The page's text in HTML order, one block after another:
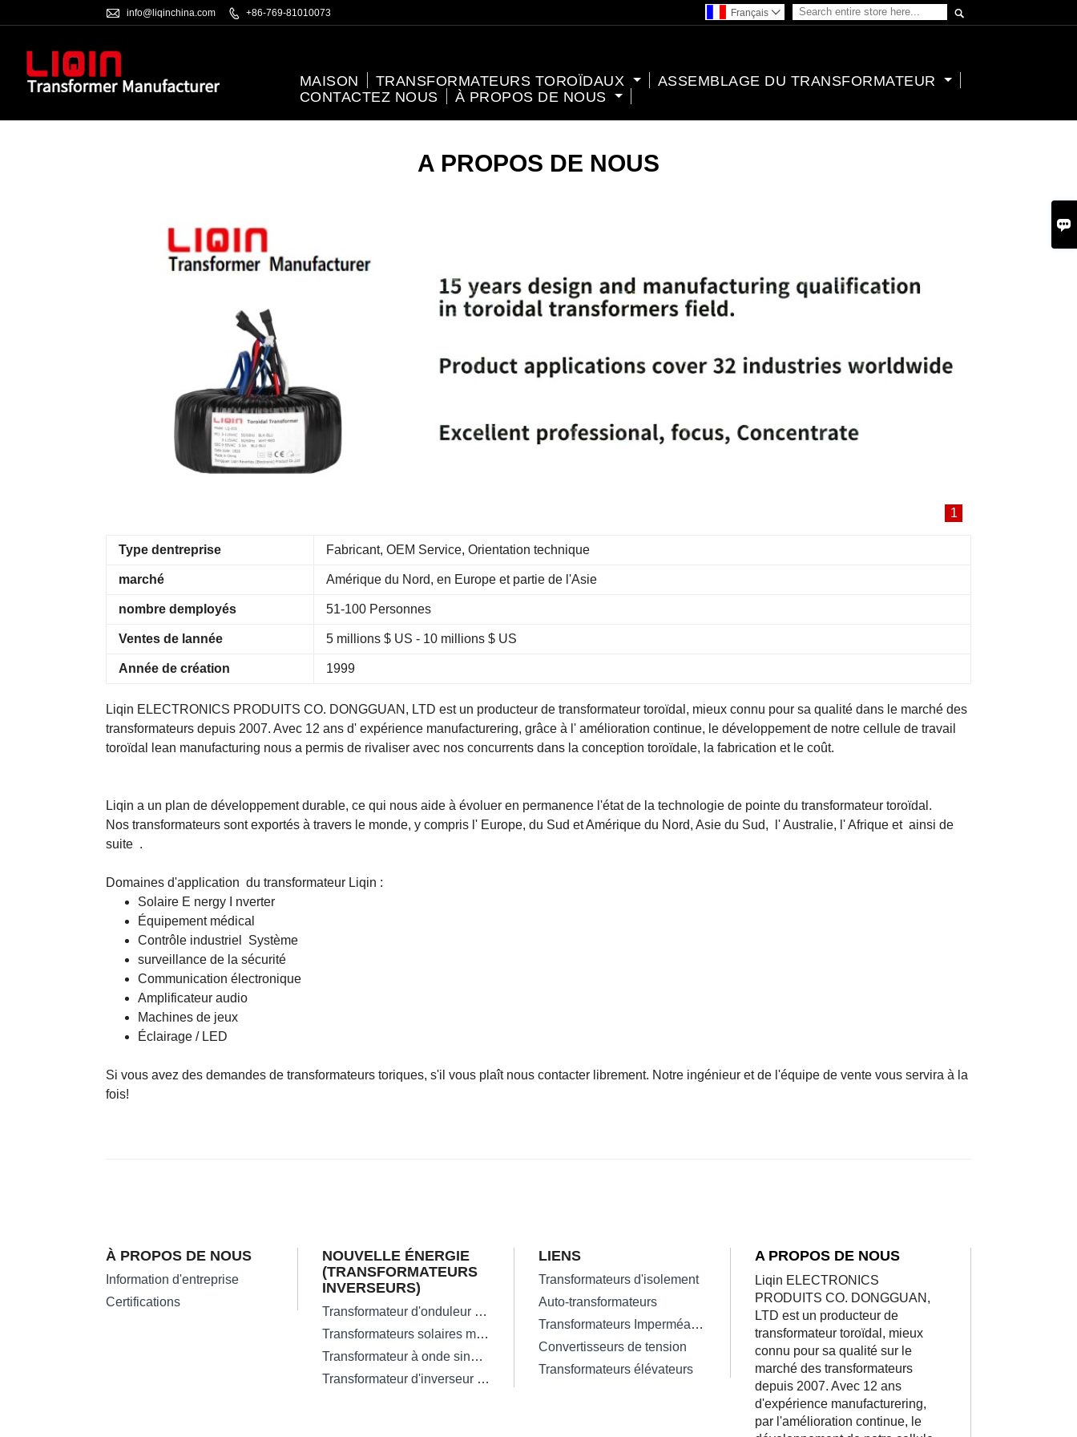

 info@liqinchina.com  +86-769-81010073 
Français 
MAISON TRANSFORMATEURS TOROÏDAUX
ASSEMBLAGE DU TRANSFORMATEUR
CONTACTEZ NOUS
À PROPOS DE NOUS
A PROPOS DE NOUS
1
Type dentreprise Fabricant, OEM Service, Orientation technique
marché Amérique du Nord, en Europe et partie de l'Asie
nombre demployés 51-100 Personnes
Ventes de lannée 5 millions $ US - 10 millions $ US
Année de création 1999
Liqin ELECTRONICS PRODUITS CO. DONGGUAN, LTD est un producteur de transformateur toroïdal, mieux connu pour sa qualité dans le marché des
transformateurs depuis 2007. Avec 12 ans d' expérience manufacturering, grâce à l' amélioration continue, le développement de notre cellule de travail
toroïdal lean manufacturing nous a permis de rivaliser avec nos concurrents dans la conception toroïdale, la fabrication et le coût.
Liqin a un plan de développement durable, ce qui nous aide à évoluer en permanence l'état de la technologie de pointe du transformateur toroïdal.
Nos transformateurs sont exportés à travers le monde, y compris l' Europe, du Sud et Amérique du Nord, Asie du Sud, l'Australie, l'Afrique et ainsi de
suite .
Domaines d'application du transformateur Liqin :
Solaire E nergy I nverter
Équipement médical
Contrôle industriel
Système
surveillance de la sécurité
Communication électronique
Amplificateur audio
Machines de jeux
Éclairage / LED
Si vous avez des demandes de transformateurs toriques, s'il vous plaît nous contacter librement. Notre ingénieur et de l'équipe de vente vous servira à la
fois!
À PROPOS DE NOUS
Information d'entreprise
Certifications
NOUVELLE ÉNERGIE
(TRANSFORMATEURS
INVERSEURS)
Transformateur d'onduleur solaire à haute efficacité sur réseau
Transformateurs solaires monophasés
Transformateur à onde sinusoïdale pure de 300W
Transformateur d'inverseur solaire triphasé hors réseau perdu
LIENS
Transformateurs d'isolement
Auto-transformateurs
Transformateurs Imperméables
Convertisseurs de tension
Transformateurs élévateurs
A PROPOS DE NOUS
Liqin ELECTRONICS
PRODUITS CO. DONGGUAN,
LTD est un producteur de
transformateur toroïdal, mieux
connu pour sa qualité sur le
marché des transformateurs
depuis 2007. Avec 12 ans
d'expérience manufacturering,
par l'amélioration continue, le